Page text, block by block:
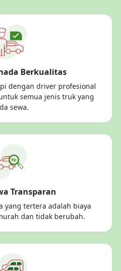
Berkualitas
dengan driver profesional
semua jenis truk yang
sewa.
Transparan
yang tertera adalah biaya
dan tidak berubah.